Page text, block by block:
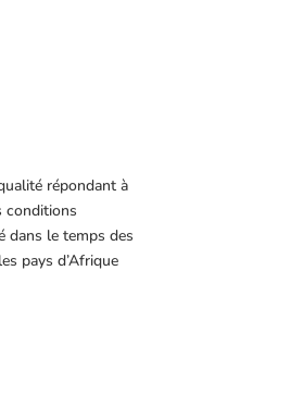
répondant à
conditions
dans le temps des
pays d’Afrique